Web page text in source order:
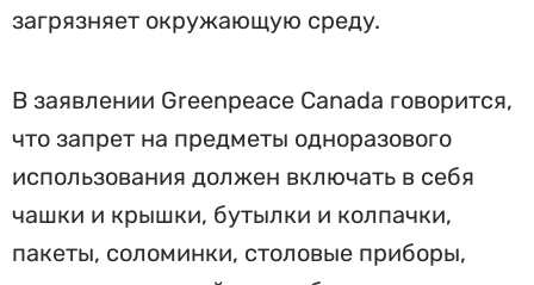
загрязняет окружающую среду.
В заявлении Greenpeace Canada говорится,
что запрет на предметы одноразового
использования должен включать в себя
чашки и крышки, бутылки и колпачки,
пакеты, соломинки, столовые приборы,